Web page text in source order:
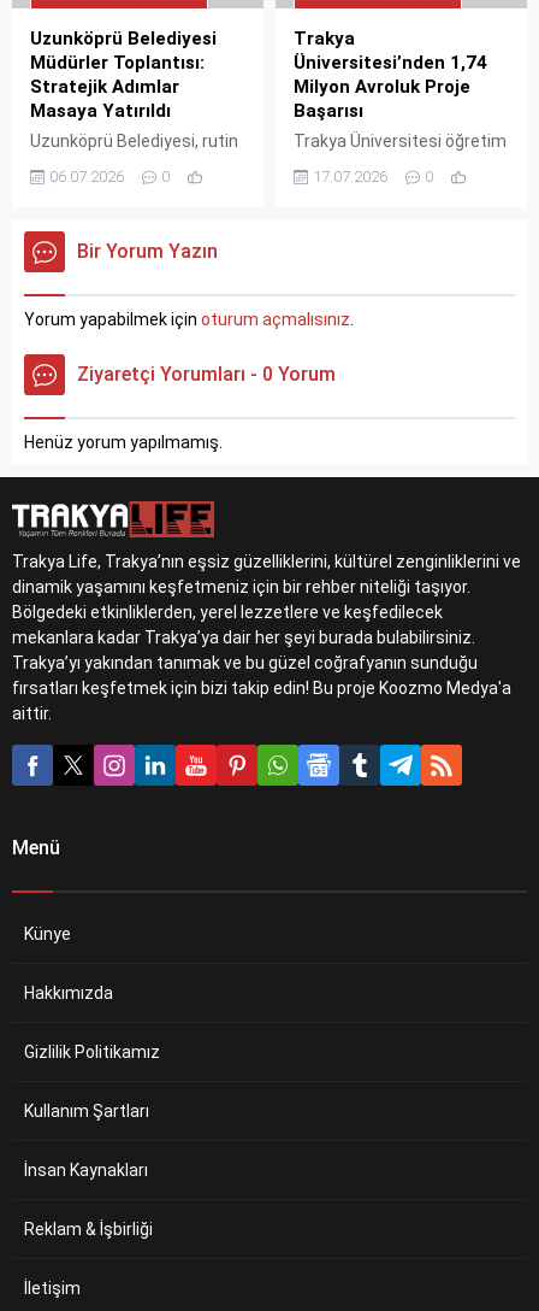
Uzunköprü Belediyesi
Müdürler Toplantısı:
Stratejik Adımlar
Masaya Yatırıldı
Uzunköprü Belediyesi, rutin
müdürler toplantısında
ilçenin gelişimi için
önümüzdeki dönemde
atılacak adımları
ulaşım ve sosyal
belediyecilik alanlarındaki
çalışmalar masaya yatırıldı.
Toplantıda belirlenen kısa
Uzunköprü'nün kalkınması
hedefleniyor.
06.07.2026 0
Trakya
Üniversitesi’nden 1,74
Milyon Avroluk Proje
Başarısı
Trakya Üniversitesi öğretim
üyeleri, 1,74 milyon Avro
bütçeli AVIAT-STEM
ülkeden üniversite ve
ve inovasyon odaklı bu
yeni fırsatlar sunacak.
17.07.2026 0
Bir Yorum Yazın
Yorum yapabilmek için oturum açmalısınız.
Ziyaretçi Yorumları - 0 Yorum
Henüz yorum yapılmamış.
Trakya Life, Trakya’nın eşsiz güzelliklerini, kültürel zenginliklerini ve
dinamik yaşamını keşfetmeniz için bir rehber niteliği taşıyor.
Bölgedeki etkinliklerden, yerel lezzetlere ve keşfedilecek
mekanlara kadar Trakya’ya dair her şeyi burada bulabilirsiniz.
Trakya’yı yakından tanımak ve bu güzel coğrafyanın sunduğu
fırsatları keşfetmek için bizi takip edin! Bu proje Koozmo Medya'a
aittir.
Menü
Künye
Hakkımızda
Gizlilik Politikamız
Kullanım Şartları
İnsan Kaynakları
Reklam & İşbirliği
İletişim